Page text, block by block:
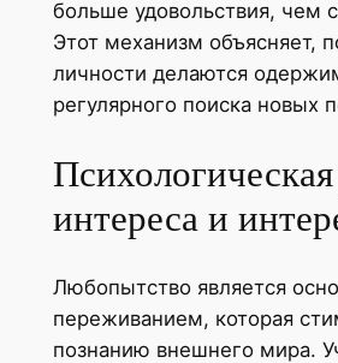
больше удовольствия, чем
Этот механизм объясняет,
личности делаются
регулярного поиска новых
интереса и
Любопытство является
переживанием, которая
познанию внешнего мира.